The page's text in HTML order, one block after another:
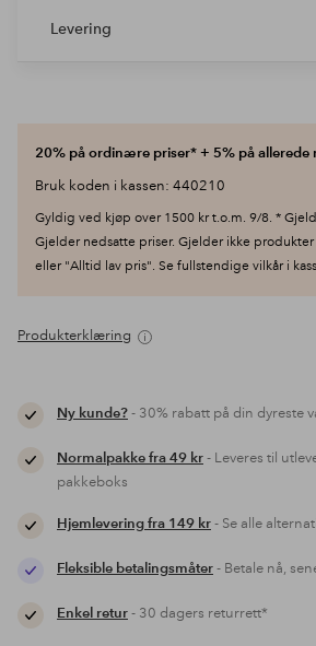
Levering
20% på ordinære priser* + 5% på allerede
Bruk koden i kassen: 440210
Gyldig ved kjøp over 1500 kr t.o.m. 9/8. *
Gjelder nedsatte priser. Gjelder ikke
eller "Alltid lav pris". Se fullstendige vilkår i
Produkterklæring
Ny kunde?- 30% rabatt på din dyreste
Normalpakke fra 49 kr- Leveres til
pakkeboks
Hjemlevering fra 149 kr- Se alle
Fleksible betalingsmåter- Betale nå,
Enkel retur- 30 dagers returrett*